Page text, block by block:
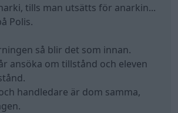
tills man utsätts för anarkin...
Polis.
så blir det som innan.
ansöka om tillstånd och eleven
handledare är dom samma,